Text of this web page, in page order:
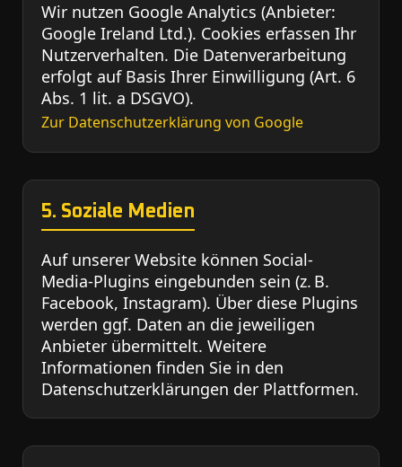
Wir nutzen Google Analytics (Anbieter:
Google Ireland Ltd.). Cookies erfassen Ihr
Nutzerverhalten. Die Datenverarbeitung
erfolgt auf Basis Ihrer Einwilligung (Art. 6
Abs. 1 lit. a DSGVO).
Zur Datenschutzerklärung von Google
5. Soziale Medien
Auf unserer Website können Social-
Media-Plugins eingebunden sein (z. B.
Facebook, Instagram). Über diese Plugins
werden ggf. Daten an die jeweiligen
Anbieter übermittelt. Weitere
Informationen finden Sie in den
Datenschutzerklärungen der Plattformen.